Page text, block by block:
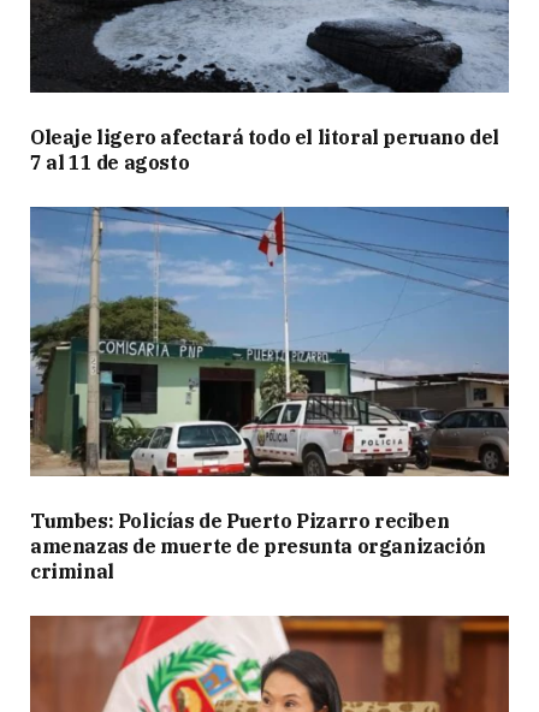
Oleaje ligero afectará todo el litoral peruano del
7 al 11 de agosto
Tumbes: Policías de Puerto Pizarro reciben
amenazas de muerte de presunta organización
criminal